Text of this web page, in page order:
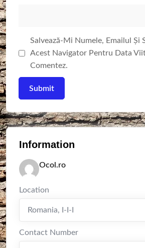
Salvează-Mi Numele, Emailul Și
Acest Navigator Pentru Data
Comentez.
Information
Ocol.ro
Location
Romania, I-I-I
Contact Number